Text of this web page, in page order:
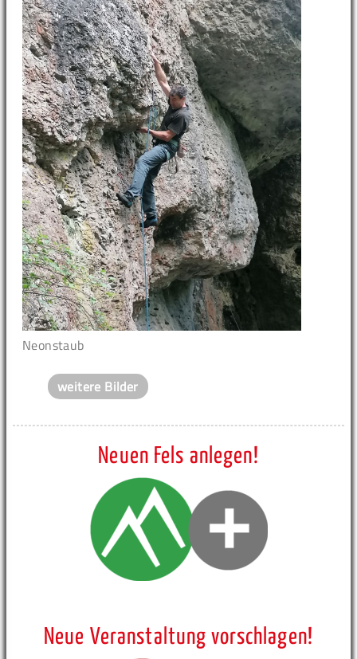
Neonstaub
weitere Bilder
Neuen Fels anlegen!
Neue Veranstaltung vorschlagen!